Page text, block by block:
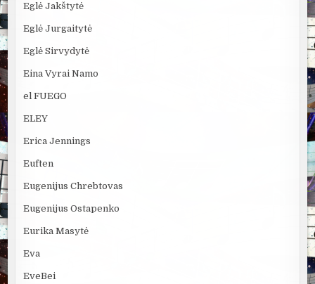
Eglė Jakštytė
Eglė Jurgaitytė
Eglė Sirvydytė
Eina Vyrai Namo
el FUEGO
ELEY
Erica Jennings
Euften
Eugenijus Chrebtovas
Eugenijus Ostapenko
Eurika Masytė
Eva
EveBei